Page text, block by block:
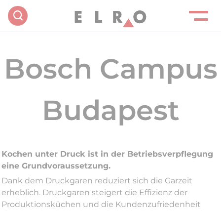
Bosch Campus
Budapest
Kochen unter Druck ist in der Betriebsverpflegung
eine Grundvoraussetzung.
Dank dem Druckgaren reduziert sich die Garzeit
erheblich. Druckgaren steigert die Effizienz der
Produktionsküchen und die Kundenzufriedenheit